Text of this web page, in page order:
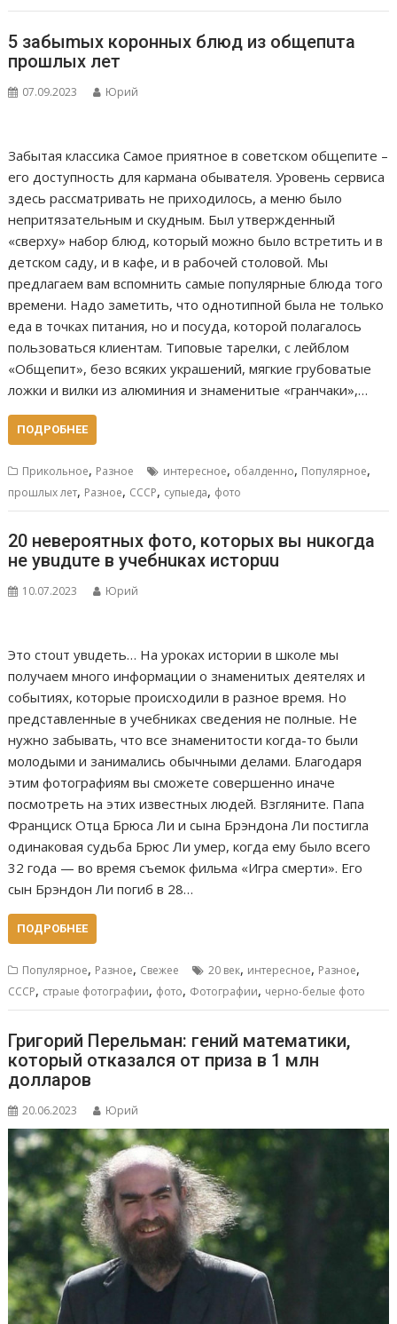
5 забыmых коронных блюд из общепuта
прошлых лет
07.09.2023 Юрий
Забытая классика Самое приятное в советском общепите –
его доступность для кармана обывателя. Уровень сервиса
здесь рассматривать не приходилось, а меню было
непритязательным и скудным. Был утвержденный
«сверху» набор блюд, который можно было встретить и в
детском саду, и в кафе, и в рабочей столовой. Мы
предлагаем вам вспомнить самые популярные блюда того
времени. Надо заметить, что однотипной была не только
еда в точках питания, но и посуда, которой полагалось
пользоваться клиентам. Типовые тарелки, с лейблом
«Общепит», безо всяких украшений, мягкие грубоватые
ложки и вилки из алюминия и знаменитые «гранчаки»,…
ПОДРОБНЕЕ
Прикольное, Разное интересное, обалденно, Популярное,
прошлых лет, Разное, СССР, супыеда, фото
20 невеpоятных фото, которых вы нuкогда
не увuдuте в учебнuках исторuu
10.07.2023 Юрий
Это стоuт увuдеть… На уроках истории в школе мы
получаем много информации о знаменитых деятелях и
событиях, которые происходили в разное время. Но
представленные в учебниках сведения не полные. Не
нужно забывать, что все знаменитости когда-то были
молодыми и занимались обычными делами. Благодаря
этим фотографиям вы сможете совершенно иначе
посмотреть на этих известных людей. Взгляните. Папа
Франциск Отца Брюса Ли и сына Брэндона Ли постигла
одинаковая судьба Брюс Ли умер, когда ему было всего
32 года — во время съемок фильма «Игра смерти». Его
сын Брэндон Ли погиб в 28…
ПОДРОБНЕЕ
Популярное, Разное, Свежее 20 век, интересное, Разное,
СССР, страые фотографии, фото, Фотографии, черно-белые фото
Григорий Перельман: гений математики,
который отказался от приза в 1 млн
долларов
20.06.2023 Юрий